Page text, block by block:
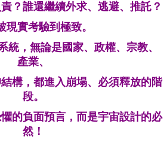
？ 誰還繼續外求、逃避、推託？
現實考驗到極致。
統，無論是國家、政權、宗教、
產業、
構，都進入崩塌、必須釋放的階
段。
的負面預言，而是宇宙設計的必
然！